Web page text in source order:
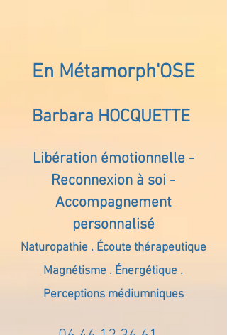
En Métamorph'OSE
Barbara HOCQUETTE
Libération émotionnelle -
Reconnexion à soi -
Accompagnement
personnalisé
Naturopathie . Écoute thérapeutique
Magnétisme . Énergétique .
Perceptions médiumniques